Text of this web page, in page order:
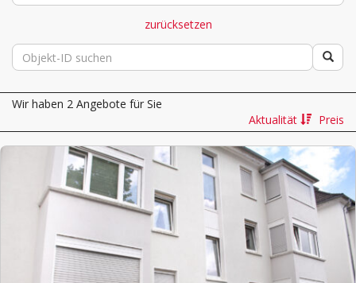
zurücksetzen
Wir haben 2 Angebote für Sie
Aktualität
Preis